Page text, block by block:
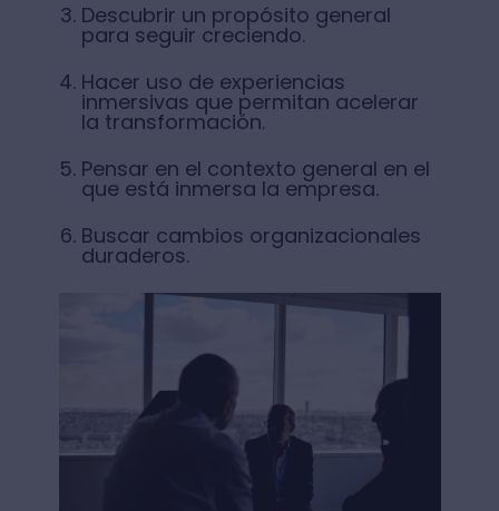
Descubrir un propósito general
para seguir creciendo.
Hacer uso de experiencias
inmersivas que permitan acelerar
la transformación.
Pensar en el contexto general en el
que está inmersa la empresa.
Buscar cambios organizacionales
duraderos.